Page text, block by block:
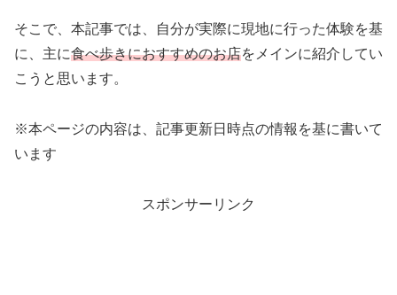
そこで、本記事では、自分が実際に現地に行った体験を基
に、主に食べ歩きにおすすめのお店をメインに紹介してい
こうと思います。
※本ページの内容は、記事更新日時点の情報を基に書いて
います
スポンサーリンク